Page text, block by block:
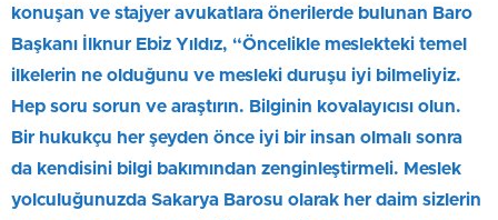
konuşan ve stajyer avukatlara önerilerde bulunan Baro
Başkanı İlknur Ebiz Yıldız, “Öncelikle meslekteki temel
ilkelerin ne olduğunu ve mesleki duruşu iyi bilmeliyiz.
Hep soru sorun ve araştırın. Bilginin kovalayıcısı olun.
Bir hukukçu her şeyden önce iyi bir insan olmalı sonra
da kendisini bilgi bakımından zenginleştirmeli. Meslek
yolculuğunuzda Sakarya Barosu olarak her daim sizlerin